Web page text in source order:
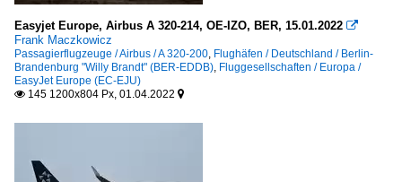
Easyjet Europe, Airbus A 320-214, OE-IZO, BER, 15.01.2022 
Frank Maczkowicz
Passagierflugzeuge / Airbus / A 320-200, Flughäfen / Deutschland / Berlin-
Brandenburg "Willy Brandt" (BER-EDDB), Fluggesellschaften / Europa /
EasyJet Europe (EC-EJU)
 145 1200x804 Px, 01.04.2022 